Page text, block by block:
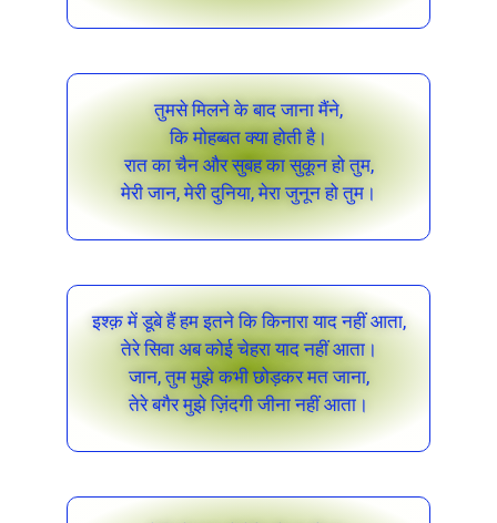
तुमसे मिलने के बाद जाना मैंने,
कि मोहब्बत क्या होती है।
रात का चैन और सुबह का सुकून हो तुम,
मेरी जान, मेरी दुनिया, मेरा जुनून हो तुम।
इश्क़ में डूबे हैं हम इतने कि किनारा याद नहीं आता,
तेरे सिवा अब कोई चेहरा याद नहीं आता।
जान, तुम मुझे कभी छोड़कर मत जाना,
तेरे बगैर मुझे ज़िंदगी जीना नहीं आता।